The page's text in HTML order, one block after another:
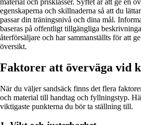
egenskaperna och skillnaderna så att du
passar din träningsnivå och dina mål.
baseras på offentligt tillgängliga
återförsäljare och har sammanställts för att
översikt.
Faktorer att överväga vid
När du väljer sandsäck finns det flera
och material till handtag och fyllningstyp.
viktigaste punkterna du bör ta ställning till.